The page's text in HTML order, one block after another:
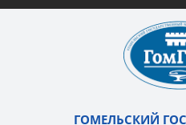
ГОМЕЛЬСКИЙ